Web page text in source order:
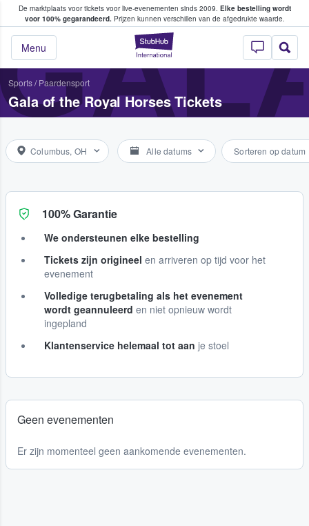
De marktplaats voor tickets voor live-evenementen sinds 2009. Elke bestelling wordt
voor 100% gegarandeerd.Prijzen kunnen verschillen van de afgedrukte waarde.
StubHub: waar
Menu
tickets kopen en verkopen
Sports/ Paardensport
Gala of the Royal Horses Tickets
Columbus, OH Alle datums Sorteren op datum
100% Garantie
We ondersteunen elke bestelling
Tickets zijn origineel en arriveren op tijd voor het
evenement
Volledige terugbetaling als het evenement
wordt geannuleerd en niet opnieuw wordt
ingepland
Klantenservice helemaal tot aan je stoel
Geen evenementen
Er zijn momenteel geen aankomende evenementen.